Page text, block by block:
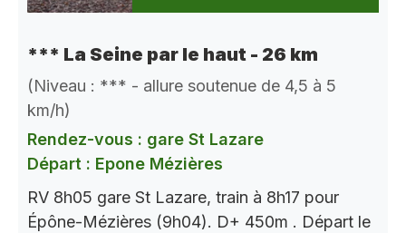
*** La Seine par le haut - 26 km
(Niveau : *** - allure soutenue de 4,5 à 5
km/h)
Rendez-vous : gare St Lazare
Départ : Epone Mézières
RV 8h05 gare St Lazare, train à 8h17 pour
Épône-Mézières (9h04). D+ 450m . Départ le